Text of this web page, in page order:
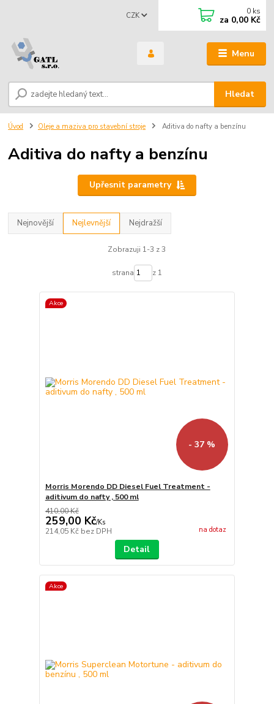
Menu
CZK
Hledat
0 ks
za 0,00 Kč
Úvod Oleje a maziva pro stavební stroje Aditiva do nafty a benzínu
Aditiva do nafty a benzínu
Upřesnit parametry
Nejnovější Nejlevnější Nejdražší
Zobrazuji 1-3 z 3
strana z 1
Akce
- 37 %
Morris Morendo DD Diesel Fuel Treatment -
aditivum do nafty , 500 ml
410,00 Kč
259,00 Kč/Ks
214,05 Kč bez DPH na dotaz
Detail
Akce